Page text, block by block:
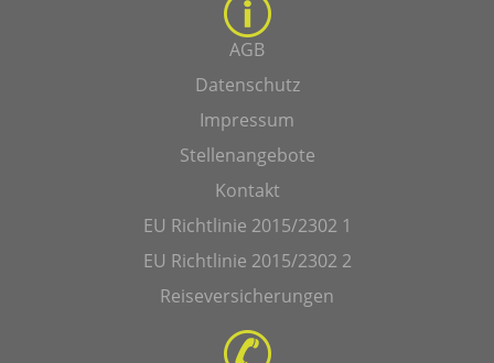
AGB
Datenschutz
Impressum
Stellenangebote
Kontakt
EU Richtlinie 2015/2302 1
EU Richtlinie 2015/2302 2
Reiseversicherungen